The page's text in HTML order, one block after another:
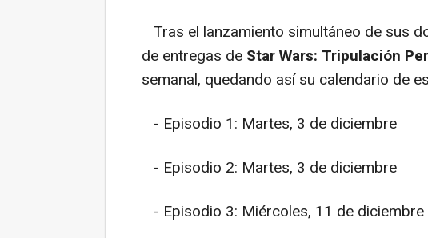
Tras el lanzamiento simultáneo de sus
de entregas de Star Wars: Tripulación
semanal, quedando así su calendario de
- Episodio 1: Martes, 3 de diciembre
- Episodio 2: Martes, 3 de diciembre
- Episodio 3: Miércoles, 11 de diciembre